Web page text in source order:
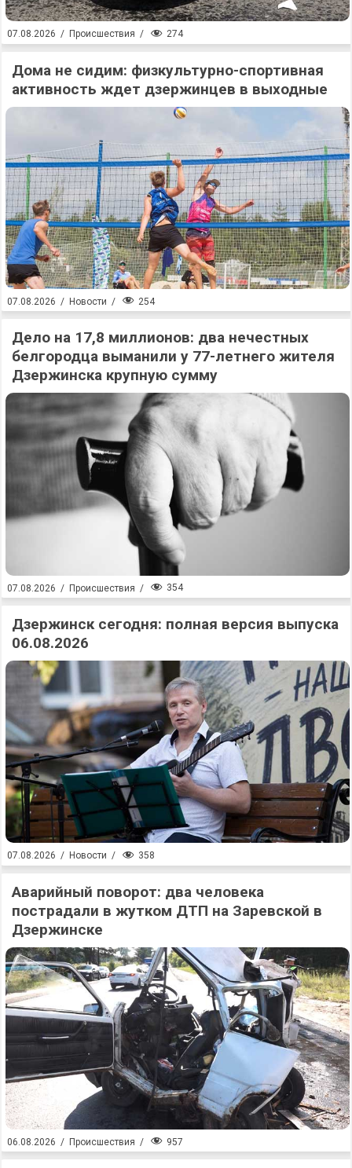
07.08.2026 / Происшествия / 274
Дома не сидим: физкультурно-спортивная
активность ждет дзержинцев в выходные
07.08.2026 / Новости / 254
Дело на 17,8 миллионов: два нечестных
белгородца выманили у 77-летнего жителя
Дзержинска крупную сумму
07.08.2026 / Происшествия / 354
Дзержинск сегодня: полная версия выпуска
06.08.2026
07.08.2026 / Новости / 358
Аварийный поворот: два человека
пострадали в жутком ДТП на Заревской в
Дзержинске
06.08.2026 / Происшествия / 957